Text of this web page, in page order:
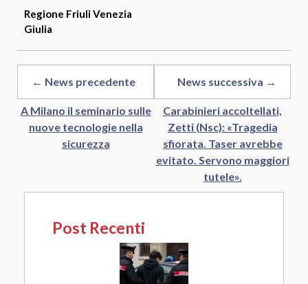
Regione Friuli Venezia
Giulia
← News precedente
A Milano il seminario sulle
nuove tecnologie nella
sicurezza
News successiva →
Carabinieri accoltellati,
Zetti (Nsc): «Tragedia
sfiorata. Taser avrebbe
evitato. Servono maggiori
tutele».
Post Recenti